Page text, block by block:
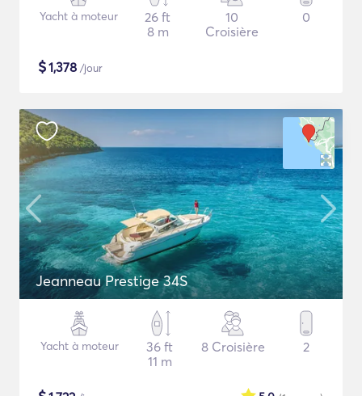
Yacht à moteur
26 ft
8 m
10
Croisière
0
$1,378 /jour
Jeanneau Prestige 34S
Yacht à moteur
36 ft
11 m
8 Croisière 2